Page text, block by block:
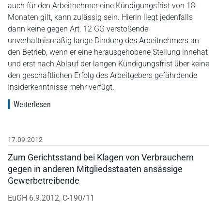
auch für den Arbeitnehmer eine Kündigungsfrist von 18
Monaten gilt, kann zulässig sein. Hierin liegt jedenfalls
dann keine gegen Art. 12 GG verstoßende
unverhältnismäßig lange Bindung des Arbeitnehmers an
den Betrieb, wenn er eine herausgehobene Stellung innehat
und erst nach Ablauf der langen Kündigungsfrist über keine
den geschäftlichen Erfolg des Arbeitgebers gefährdende
Insiderkenntnisse mehr verfügt.
Weiterlesen
17.09.2012
Zum Gerichtsstand bei Klagen von Verbrauchern
gegen in anderen Mitgliedsstaaten ansässige
Gewerbetreibende
EuGH 6.9.2012, C-190/11